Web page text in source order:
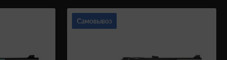
Самовывоз